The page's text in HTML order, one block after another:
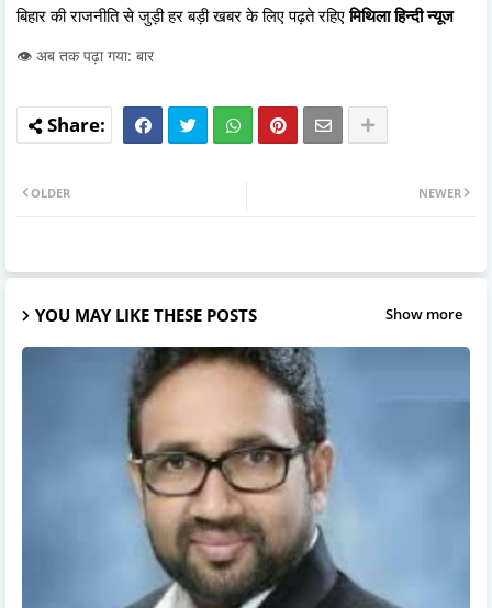
बिहार की राजनीति से जुड़ी हर बड़ी खबर के लिए पढ़ते रहिएमिथिला हिन्दी न्यूज
👁️ अब तक पढ़ा गया: बार
NEWER
OLDER
YOU MAY LIKE THESE POSTS Show more